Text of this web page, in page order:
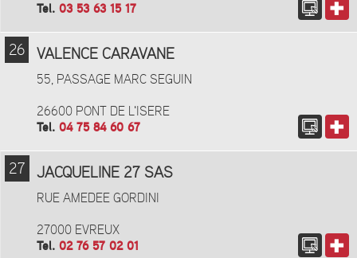
Tel. 03 53 63 15 17
26 VALENCE CARAVANE
55, PASSAGE MARC SEGUIN
26600 PONT DE L'ISERE
Tel. 04 75 84 60 67
27 JACQUELINE 27 SAS
RUE AMEDEE GORDINI
27000 EVREUX
Tel. 02 76 57 02 01